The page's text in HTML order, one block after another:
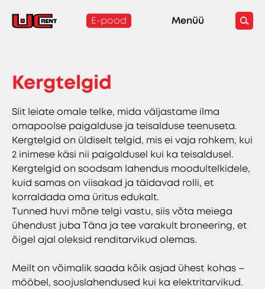
E-pood Menüü
Kergtelgid
Siit leiate omale telke, mida väljastame ilma
omapoolse paigalduse ja teisalduse teenuseta.
Kergtelgid on üldiselt telgid, mis ei vaja rohkem, kui
2 inimese käsi nii paigaldusel kui ka teisaldusel.
Kergtelgid on soodsam lahendus moodultelkidele,
kuid samas on viisakad ja täidavad rolli, et
korraldada oma üritus edukalt.
Tunned huvi mõne telgi vastu, siis võta meiega
ühendust juba Täna ja tee varakult broneering, et
õigel ajal oleksid renditarvikud olemas.
Meilt on võimalik saada kõik asjad ühest kohas –
mööbel, soojuslahendused kui ka elektritarvikud.